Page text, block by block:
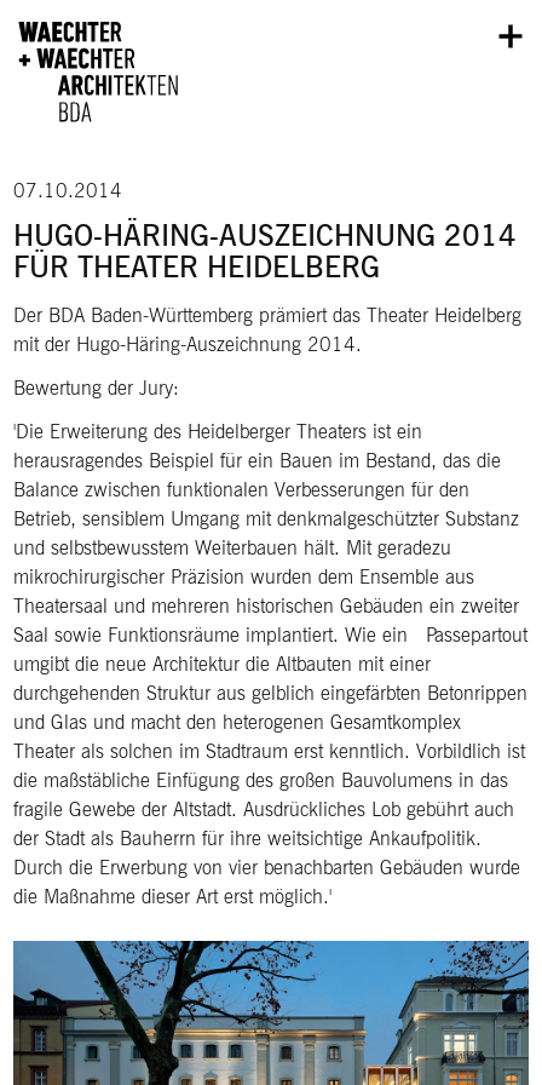
07.10.2014
HUGO-HÄRING-AUSZEICHNUNG 2014
FÜR THEATER HEIDELBERG
Der BDA Baden-Württemberg prämiert das Theater Heidelberg
mit der Hugo-Häring-Auszeichnung 2014.
Bewertung der Jury:
Die Erweiterung des Heidelberger Theaters ist ein
herausragendes Beispiel für ein Bauen im Bestand, das die
Balance zwischen funktionalen Verbesserungen für den
Betrieb, sensiblem Umgang mit denkmalgeschützter Substanz
und selbstbewusstem Weiterbauen hält. Mit geradezu
mikrochirurgischer Präzision wurden dem Ensemble aus
Theatersaal und mehreren historischen Gebäuden ein zweiter
Saal sowie Funktionsräume implantiert. Wie ein Passepartout
umgibt die neue Architektur die Altbauten mit einer
durchgehenden Struktur aus gelblich eingefärbten Betonrippen
und Glas und macht den heterogenen Gesamtkomplex
Theater als solchen im Stadtraum erst kenntlich. Vorbildlich ist
die maßstäbliche Einfügung des großen Bauvolumens in das
fragile Gewebe der Altstadt. Ausdrückliches Lob gebührt auch
der Stadt als Bauherrn für ihre weitsichtige Ankaufpolitik.
Durch die Erwerbung von vier benachbarten Gebäuden wurde
die Maßnahme dieser Art erst möglich.